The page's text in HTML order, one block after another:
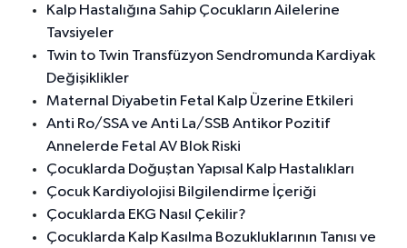
Kalp Hastalığına Sahip Çocukların Ailelerine
Tavsiyeler
Twin to Twin Transfüzyon Sendromunda Kardiyak
Değişiklikler
Maternal Diyabetin Fetal Kalp Üzerine Etkileri
Anti Ro/SSA ve Anti La/SSB Antikor Pozitif
Annelerde Fetal AV Blok Riski
Çocuklarda Doğuştan Yapısal Kalp Hastalıkları
Çocuk Kardiyolojisi Bilgilendirme İçeriği
Çocuklarda EKG Nasıl Çekilir?
Çocuklarda Kalp Kasılma Bozukluklarının Tanısı ve